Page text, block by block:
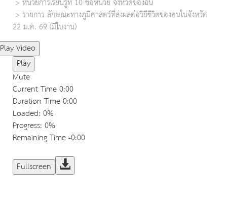
หน่วยการเรียนรู้ที่ 10 ชื่อหน่วย จังหวัดของฉัน
รายการ ลักษณะทางภูมิศาสตร์ที่ส่งผลต่อวิถีชีวิตของคนในจังหวัด
22 ม.ค. 69 (มีใบงาน)
Play Video
Play
Mute
Current Time0:00
Duration Time0:00
Loaded: 0%
Progress: 0%
Remaining Time-0:00
Fullscreen